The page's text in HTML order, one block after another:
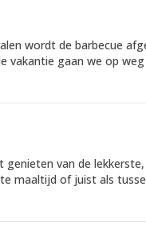
wordt de barbecue
vakantie gaan we op
van de
maaltijd of juist als